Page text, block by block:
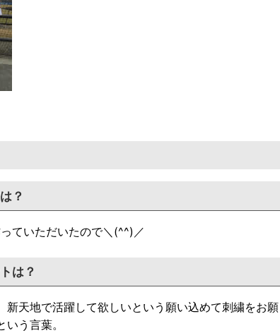
？
ていただいたので＼(^^)／
は？
天地で活躍して欲しいという願い込めて刺繍をお願
う言葉。